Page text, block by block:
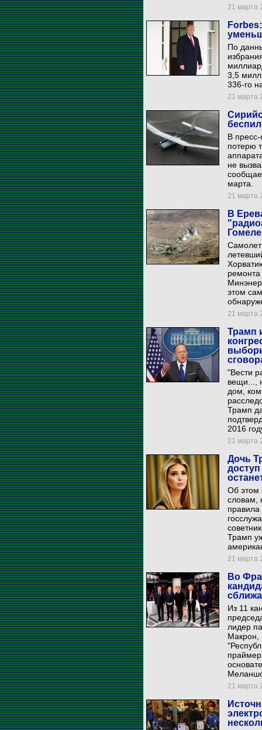
21 марта
По
3,5
336-го
21 марта
В
потерю
не
марта.
21 марта
В
Гомеле
этом
21 марта
Трамп
"Вести
вещи...,
дом,
Трамп
2016
21 марта
Дочь
Об этом
словам,
Трамп
21 марта
Во
Из 11
лидер
Макрон,
21 марта